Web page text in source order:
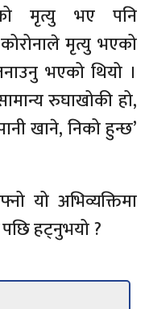
मृत्यु भए पनि
मृत्यु भएको
भएको थियो ।
रुघाखोकी हो,
खाने, निको हुन्छ’
यो अभिव्यक्तिमा
हट्नुभयो ?